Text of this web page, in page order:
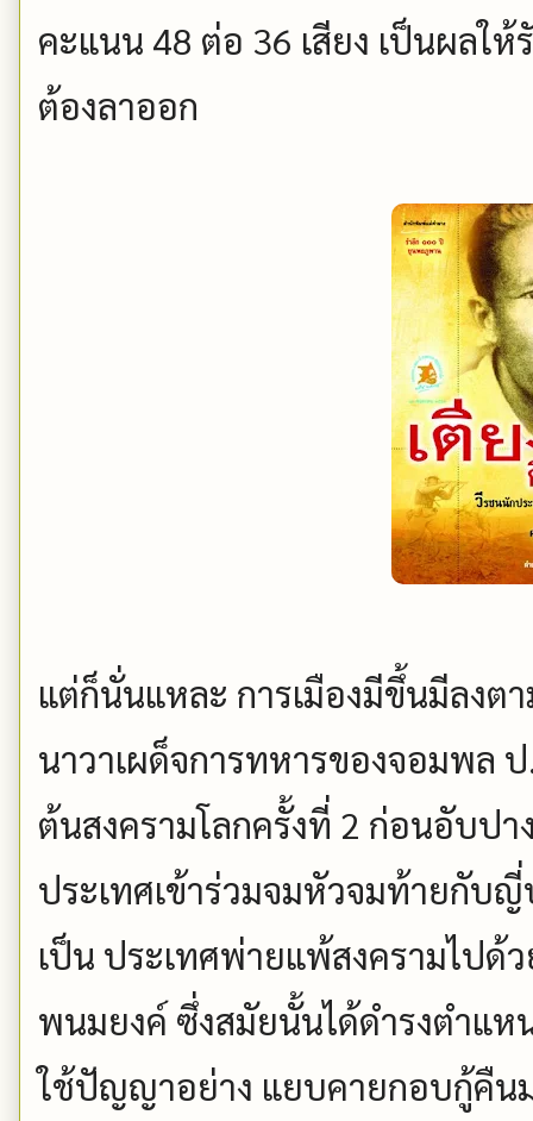
คะแนน 48 ต่อ 36 เสียง เป็นผลใ
ต้องลาออก
แต่ก็นั่นแหละ การเมืองมีขึ้นมีลง
นาวาเผด็จการทหารของจอมพล
ต้นสงครามโลกครั้งที่ 2 ก่อนอับป
ประเทศเข้าร่วมจมหัวจมท้ายกับ
เป็น ประเทศพ่ายแพ้สงครามไปด้
พนมยงค์ ซึ่งสมัยนั้นได้ดำรงตำแห
ใช้ปัญญาอย่าง แยบคายกอบกู้คืน